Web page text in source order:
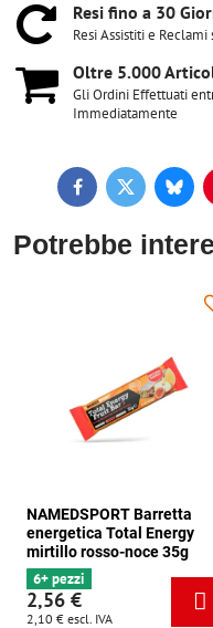
Resi fino a 30
Resi Assistiti e
Oltre 5​.000
Gli Ordini Effettuati
Immediatamente
FacebookTwitter
Potrebbe
NAMEDSPORT Barretta
energetica Total Energy
mirtillo rosso-noce 35g
6+ pezzi
2,56 €
2,10 € escl. IVA